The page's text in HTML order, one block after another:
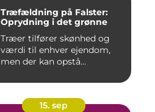
Træfældning på Falster:
Oprydning i det grønne
Træer tilfører skønhed og
værdi til enhver ejendom,
men der kan opstå...
15. sep